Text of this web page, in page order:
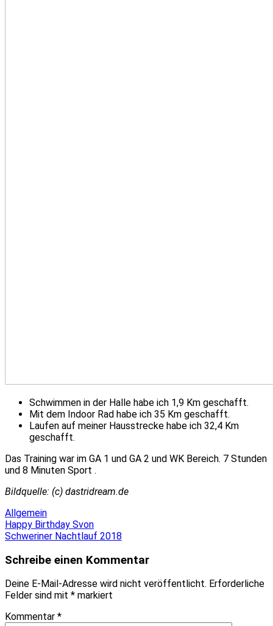
Schwimmen in der Halle habe ich 1,9 Km geschafft.
Mit dem Indoor Rad habe ich 35 Km geschafft.
Laufen auf meiner Hausstrecke habe ich 32,4 Km
geschafft.
Das Training war im GA 1 und GA 2 und WK Bereich. 7 Stunden
und 8 Minuten Sport .
Bildquelle: (c) dastridream.de
Allgemein
Beitragsnavigation
Happy Birthday Svon
Schweriner Nachtlauf 2018
Schreibe einen Kommentar
Deine E-Mail-Adresse wird nicht veröffentlicht. Erforderliche
Felder sind mit * markiert
Kommentar *